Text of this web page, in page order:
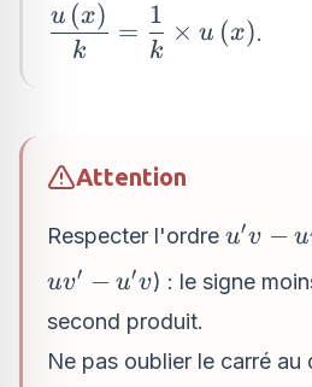
\dfrac{u\left(x\right)}
{k}=\dfrac{1}
k
u (x)
=
k
1
× u (x).
Attention
Respecter l'ordre u′v − u
uv^{\prime}
-
u^{\prime}v
uv′ − u′v) : le signe
second produit.
Ne pas oublier le carré au